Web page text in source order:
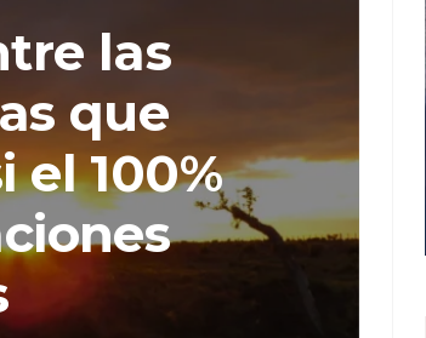
las
que
el 100%